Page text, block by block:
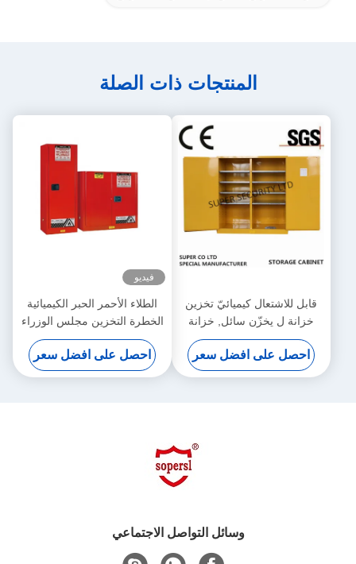
المنتجات ذات الصلة
قابل للاشتعال كيميائيّ تخزين
خزانة ل يخزّن سائل, خزانة
خطر
احصل على افضل سعر
فيديو
الطلاء الأحمر الحبر الكيميائية
الخطرة التخزين مجلس الوزراء
لتخزين الطلاء، الحبر
احصل على افضل سعر
وسائل التواصل الاجتماعي